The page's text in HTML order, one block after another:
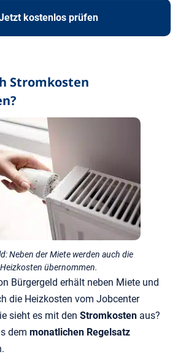
kostenlos prüfen
Stromkosten
Neben der Miete werden auch die
Heizkosten übernommen.
Bürgergeld erhält neben Miete und
die Heizkosten vom Jobcenter
sieht es mit den Stromkosten aus?
dem monatlichen Regelsatz